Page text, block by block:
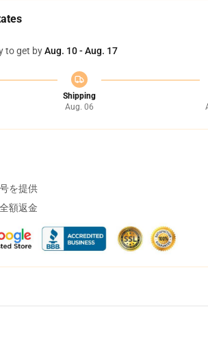
to get byAug. 10 - Aug. 17
Shipping
Aug. 06
を提供
額返金